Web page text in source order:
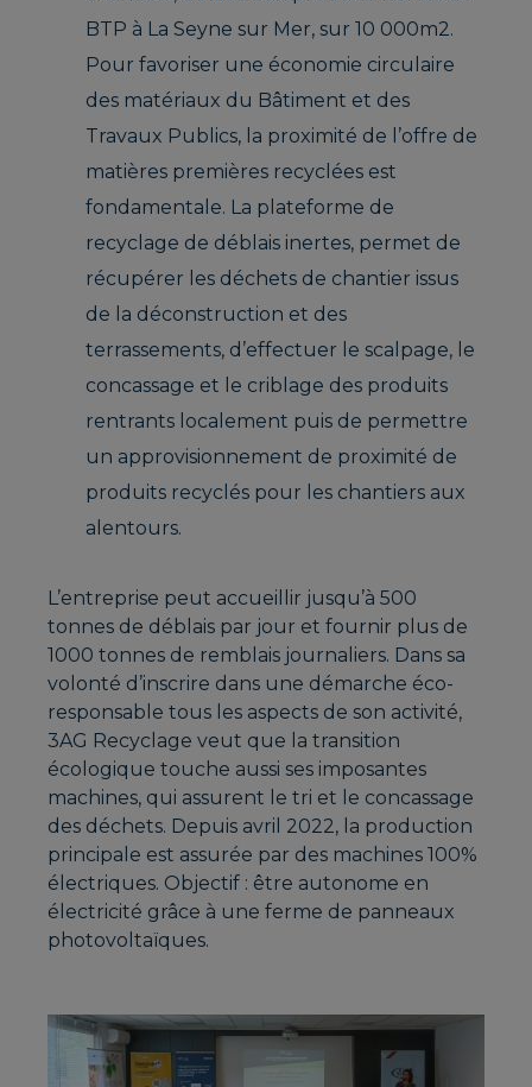
BTP à La Seyne sur Mer, sur 10 000m2.
Pour favoriser une économie circulaire
des matériaux du Bâtiment et des
Travaux Publics, la proximité de l’offre de
matières premières recyclées est
fondamentale. La plateforme de
recyclage de déblais inertes, permet de
récupérer les déchets de chantier issus
de la déconstruction et des
terrassements, d’effectuer le scalpage, le
concassage et le criblage des produits
rentrants localement puis de permettre
un approvisionnement de proximité de
produits recyclés pour les chantiers aux
alentours.
L’entreprise peut accueillir jusqu’à 500
tonnes de déblais par jour et fournir plus de
1000 tonnes de remblais journaliers. Dans sa
volonté d’inscrire dans une démarche éco-
responsable tous les aspects de son activité,
3AG Recyclage veut que la transition
écologique touche aussi ses imposantes
machines, qui assurent le tri et le concassage
des déchets. Depuis avril 2022, la production
principale est assurée par des machines 100%
électriques. Objectif : être autonome en
électricité grâce à une ferme de panneaux
photovoltaïques.